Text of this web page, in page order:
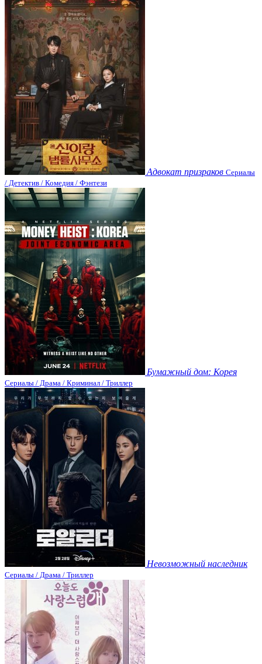
Адвокат призраков Сериалы
/ Детектив / Комедия / Фэнтези
Бумажный дом: Корея
Сериалы / Драма / Криминал / Триллер
Невозможный наследник
Сериалы / Драма / Триллер